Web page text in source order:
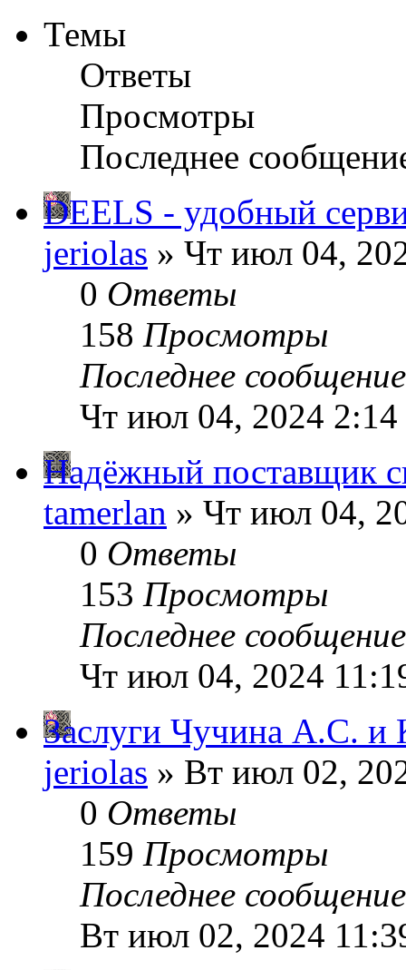
Темы
Ответы
Просмотры
Последнее
DEELS - удобный
jeriolas » Чт июл 04,
0 Ответы
158 Просмотры
Последнее
Чт июл 04, 2024 2:14
Надёжный поставщик
tamerlan » Чт июл 04,
0 Ответы
153 Просмотры
Последнее
Чт июл 04, 2024
Заслуги Чучина А.С.
jeriolas » Вт июл 02,
0 Ответы
159 Просмотры
Последнее
Вт июл 02, 2024